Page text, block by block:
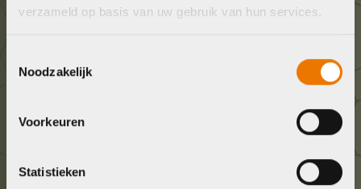
verzameld op basis van uw gebruik van hun services.
Noodzakelijk
Voorkeuren
Statistieken
Stuur ons een e-mail
036 5304422
Kom langs!